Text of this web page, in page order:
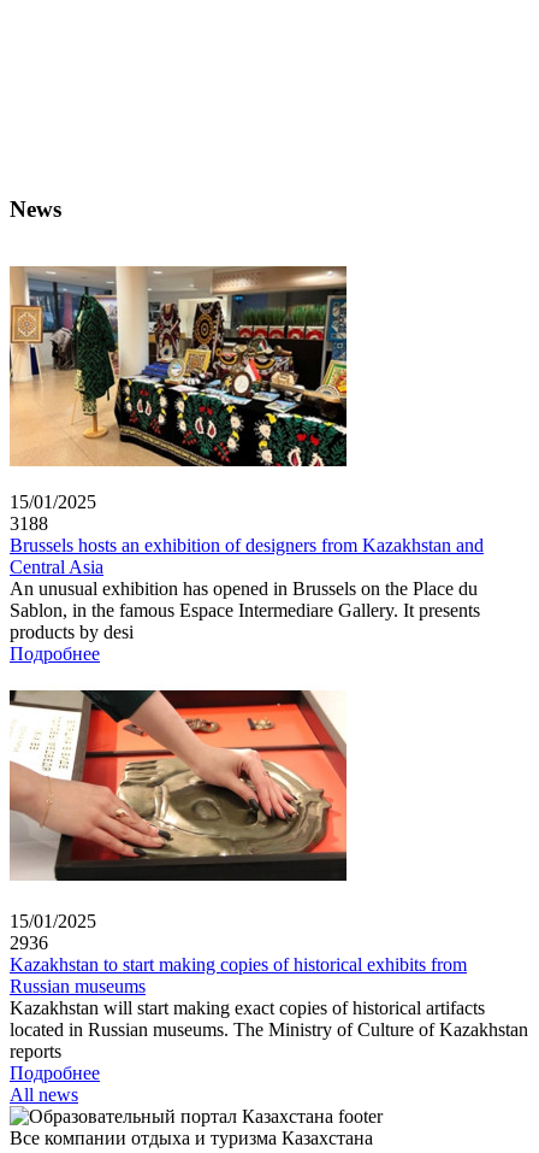
News
15/01/2025
3188
Brussels hosts an exhibition of designers from Kazakhstan and
Central Asia
An unusual exhibition has opened in Brussels on the Place du
Sablon, in the famous Espace Intermediare Gallery. It presents
products by desi
Подробнее
15/01/2025
2936
Kazakhstan to start making copies of historical exhibits from
Russian museums
Kazakhstan will start making exact copies of historical artifacts
located in Russian museums. The Ministry of Culture of Kazakhstan
reports
Подробнее
All news
Все компании отдыха и туризма Казахстана